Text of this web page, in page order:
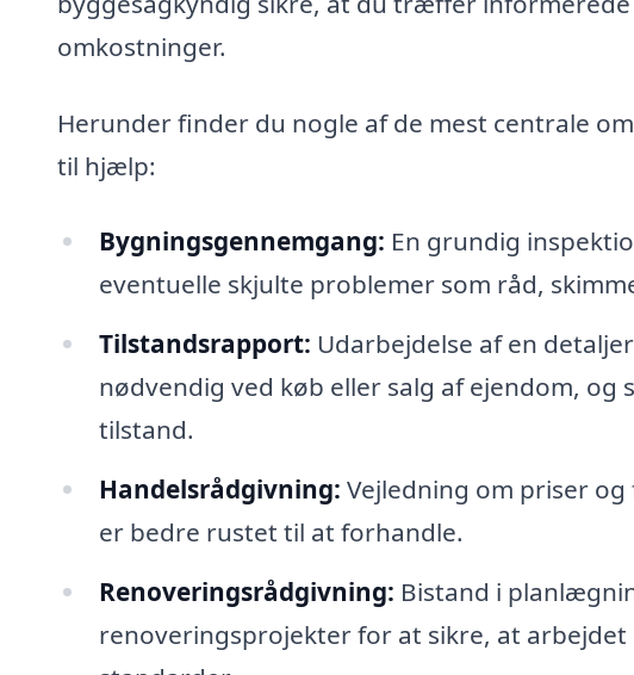
omkostninger.
Herunder finder du nogle af de mest centrale
til hjælp:
Bygningsgennemgang: En grundig
eventuelle skjulte problemer som råd,
Tilstandsrapport: Udarbejdelse af en
nødvendig ved køb eller salg af ejendom,
tilstand.
Handelsrådgivning: Vejledning om priser
er bedre rustet til at forhandle.
Renoveringsrådgivning: Bistand i
renoveringsprojekter for at sikre, at